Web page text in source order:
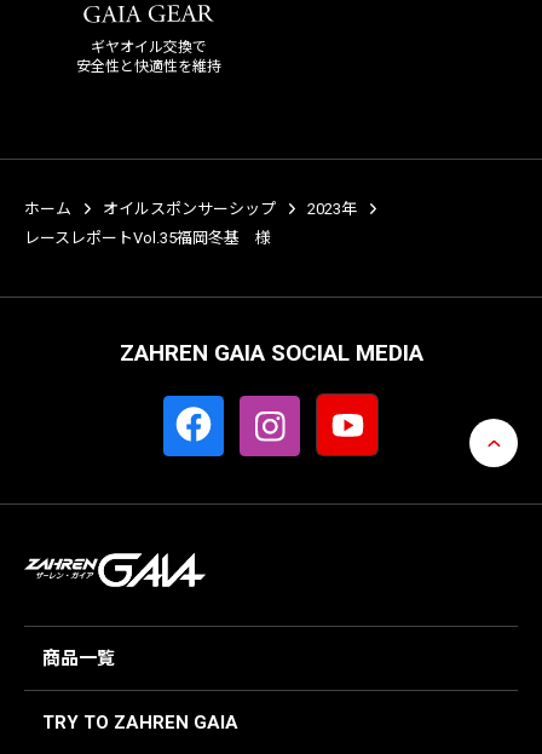
ギヤオイル交換で
安全性と快適性を維持
ホーム オイルスポンサーシップ
2023年
レースレポートVol.35福岡冬基 様
ZAHREN GAIA SOCIAL MEDIA
商品一覧
TRY TO ZAHREN GAIA